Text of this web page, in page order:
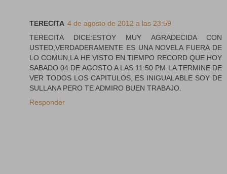
TERECITA 4 de agosto de 2012 a las 23:59
TERECITA DICE:ESTOY MUY AGRADECIDA CON
USTED,VERDADERAMENTE ES UNA NOVELA FUERA DE
LO COMUN,LA HE VISTO EN TIEMPO RECORD QUE HOY
SABADO 04 DE AGOSTO A LAS 11:50 PM LA TERMINE DE
VER TODOS LOS CAPITULOS, ES INIGUALABLE SOY DE
SULLANA PERO TE ADMIRO BUEN TRABAJO.
Responder